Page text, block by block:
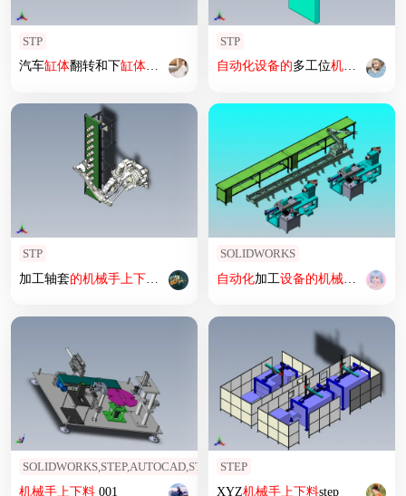
STP
汽车缸体翻转和下缸体螺栓返松
STP
自动化设备的多工位机械 手上下料
STP
加工轴套的机械手上下料 模拟
SOLIDWORKS
自动化加工设备的机械手上下料
SOLIDWORKS,STEP,AUTOCAD,STP
机械手上下料001
STEP
XYZ机械手上下料step